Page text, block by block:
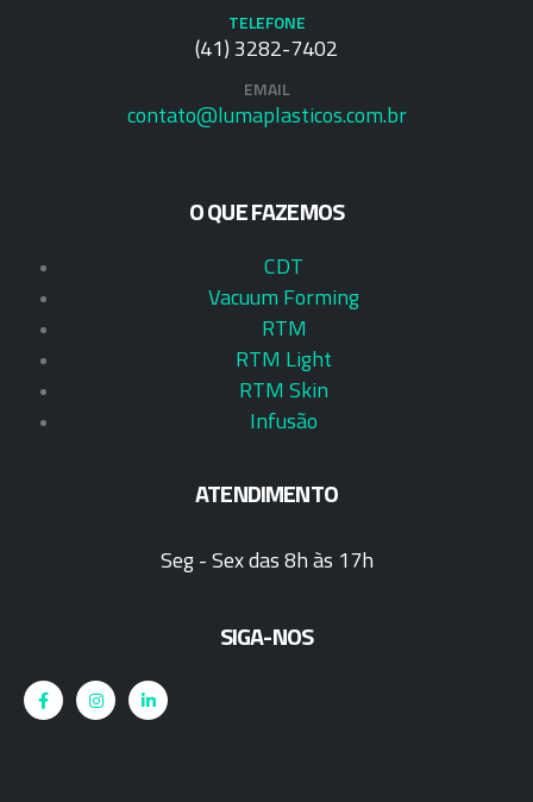
TELEFONE
(41) 3282-7402
EMAIL
contato@lumaplasticos.com.br
O QUE FAZEMOS
CDT
Vacuum Forming
RTM
RTM Light
RTM Skin
Infusão
ATENDIMENTO
Seg - Sex das 8h às 17h
SIGA-NOS